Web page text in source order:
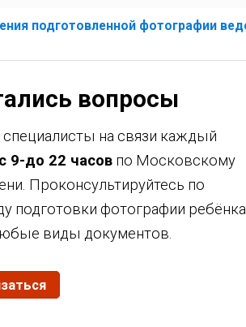
подготовленной фотографии
вопросы
на связи каждый
с 9-до 22 часов по Московскому
Проконсультируйтесь по
подготовки фотографии ребёнка
виды документов.